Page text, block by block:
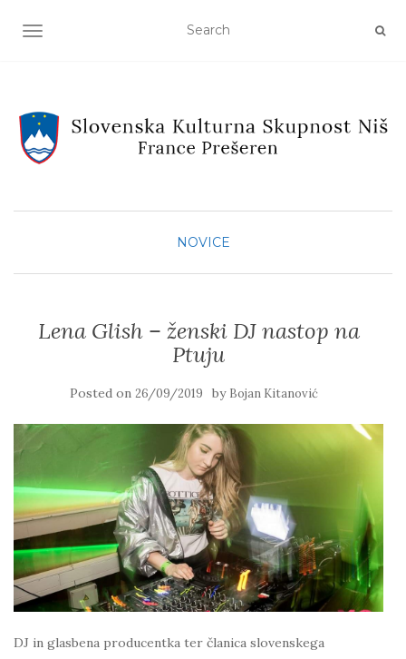
TOGGLE NAVIGATION
NOVICE
Lena Glish – ženski DJ nastop na
Ptuju
Posted on 26/09/2019 by Bojan Kitanović
DJ in glasbena producentka ter članica slovenskega